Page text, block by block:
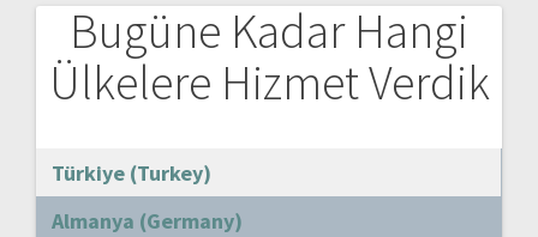
Bugüne Kadar Hangi
Ülkelere Hizmet Verdik
Türkiye (Turkey)
Almanya (Germany)